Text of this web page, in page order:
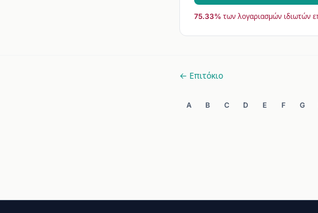
75.33% των λογαριασμών ιδιωτών
← Επιτόκιο
A B C D E F G